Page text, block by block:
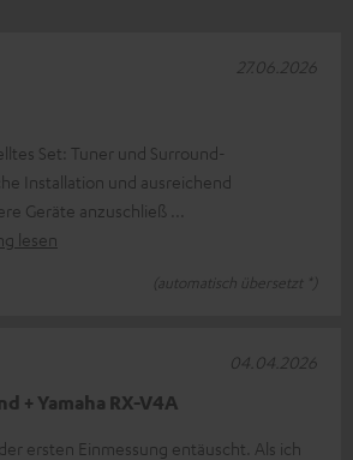
Set: Tuner und Surround-
Installation und ausreichend
Geräte anzuschließ
lesen
(automatisch übersetzt *)
27.06.2026
+ Yamaha RX-V4A
ersten Einmessung entäuscht. Als ich
04.04.2026